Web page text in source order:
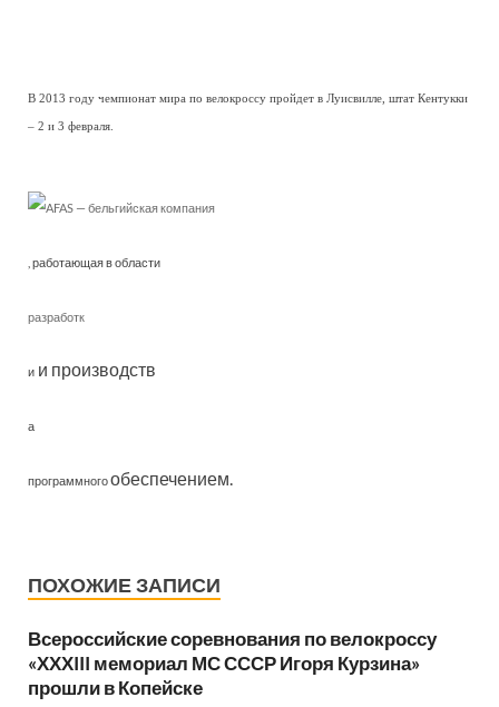
В 2013 году чемпионат мира по велокроссу пройдет в Луисвилле, штат Кентукки
– 2 и 3 февраля.
AFAS — бельгийская компания
, работающая в области
разработк
и и производств
а
программногообеспечением.
ПОХОЖИЕ ЗАПИСИ
Всероссийские соревнования по велокроссу
«ХХХIII мемориал МС СССР Игоря Курзина»
прошли в Копейске